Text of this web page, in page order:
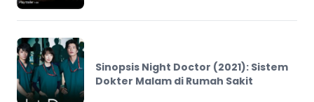
Sinopsis Night Doctor (2021): Sistem
Dokter Malam di Rumah Sakit